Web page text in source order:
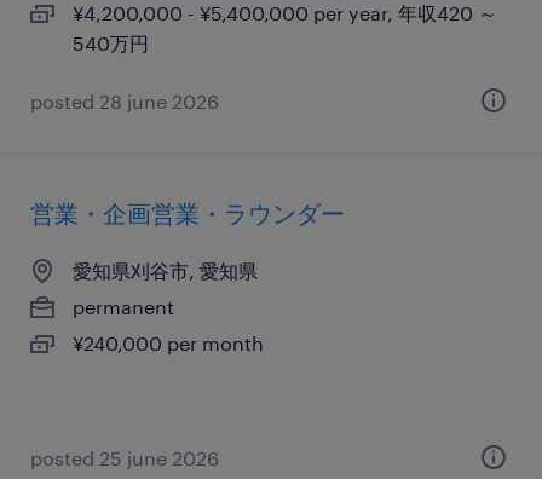
¥4,200,000 - ¥5,400,000 per year, 年収420 ～
540万円
posted 28 june 2026
営業・企画営業・ラウンダー
愛知県刈谷市, 愛知県
permanent
¥240,000 per month
posted 25 june 2026